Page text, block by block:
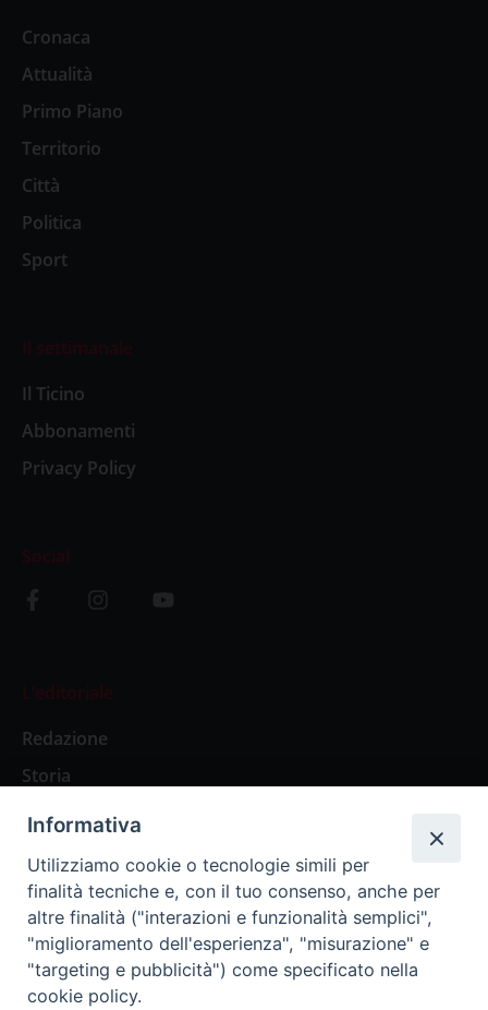
Cronaca
Attualità
Primo Piano
Territorio
Città
Politica
Sport
Il settimanale
Il Ticino
Abbonamenti
Privacy Policy
Social
L’editoriale
Redazione
Storia
Abbonamenti
Abbonamento Annuale Digitale
Abbonamento Annuale Cartaceo
Abbonamento Singola Copia Digitale
Informativa
Utilizziamo cookie o tecnologie simili per
finalità tecniche e, con il tuo consenso, anche per
altre finalità ("interazioni e funzionalità semplici",
"miglioramento dell'esperienza", "misurazione" e
"targeting e pubblicità") come specificato nella
cookie policy.